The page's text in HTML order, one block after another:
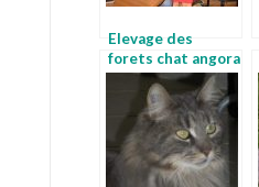
Elevage des
forets chat angora
norvegien